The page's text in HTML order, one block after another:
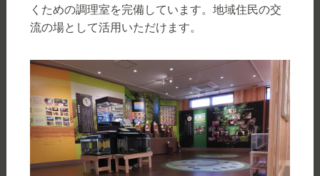
くための調理室を完備しています。地域住民の交
流の場として活用いただけます。